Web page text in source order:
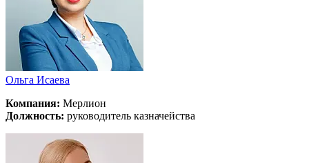
Ольга Исаева
Компания: Мерлион
Должность: руководитель казначейства